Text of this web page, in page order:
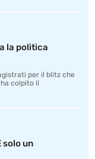
la politica
per il blitz che
colpito il
solo un